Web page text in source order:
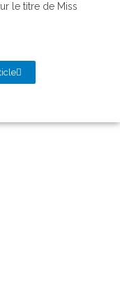
le titre de Miss